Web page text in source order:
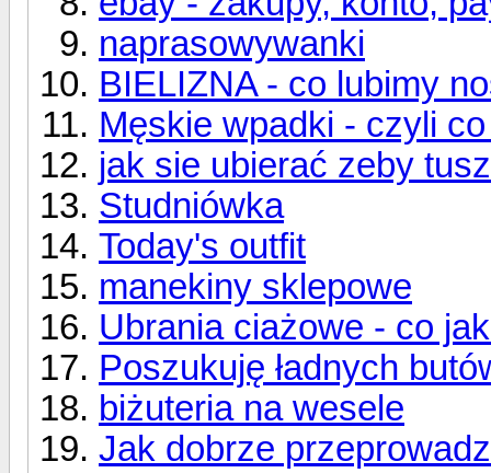
naprasowywanki
BIELIZNA - co lubimy
Męskie wpadki - czyli
jak sie ubierać zeby
Studniówka
Today's outfit
manekiny sklepowe
Ubrania ciażowe - co
Poszukuję ładnych
biżuteria na wesele
Jak dobrze